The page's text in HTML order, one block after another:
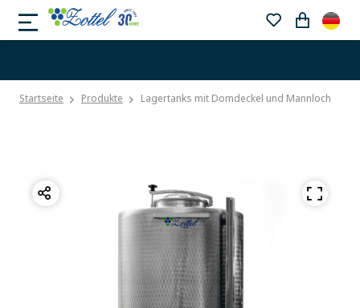
Startseite Produkte Lagertanks mit Domdeckel und Mannloch